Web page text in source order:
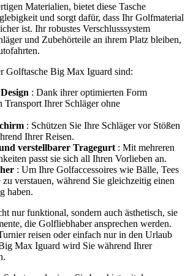
Materialien, bietet diese Tasche
und sorgt dafür, dass Ihr Golfmaterial
ist. Ihr robustes Verschlusssystem
und Zubehörteile an ihrem Platz bleiben,
Golftasche Big Max Iguard sind:
: Dank ihrer optimierten Form
Transport Ihrer Schläger ohne
: Schützen Sie Ihre Schläger vor Stößen
Ihrer Reisen.
verstellbarer Tragegurt : Mit mehreren
passt sie sich all Ihren Vorlieben an.
: Um Ihre Golfaccessoires wie Bälle, Tees
verstauen, während Sie gleichzeitig einen
haben.
nur funktional, sondern auch ästhetisch, sie
die Golfliebhaber ansprechen werden.
reisen oder einfach nur in den Urlaub
Max Iguard wird Sie während Ihrer